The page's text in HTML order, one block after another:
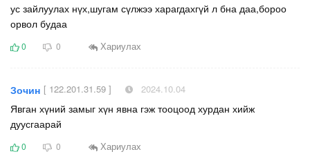
ус зайлуулах нүх,шугам сүлжээ харагдахгүй л бна даа,бороо
орвол будаа
0 0 Хариулах
Зочин [ 122.201.31.59 ] 2024.10.04
Явган хүний замыг хүн явна гэж тооцоод хурдан хийж
дуусгаарай
0 0 Хариулах